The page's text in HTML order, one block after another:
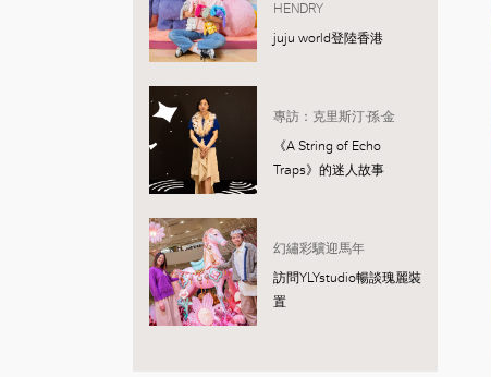
HENDRY
juju world登陸香港
專訪：克里斯汀·孫·金
《A String of Echo
Traps》的迷人故事
幻繡彩驥迎馬年
訪問YLYstudio暢談瑰麗裝
置